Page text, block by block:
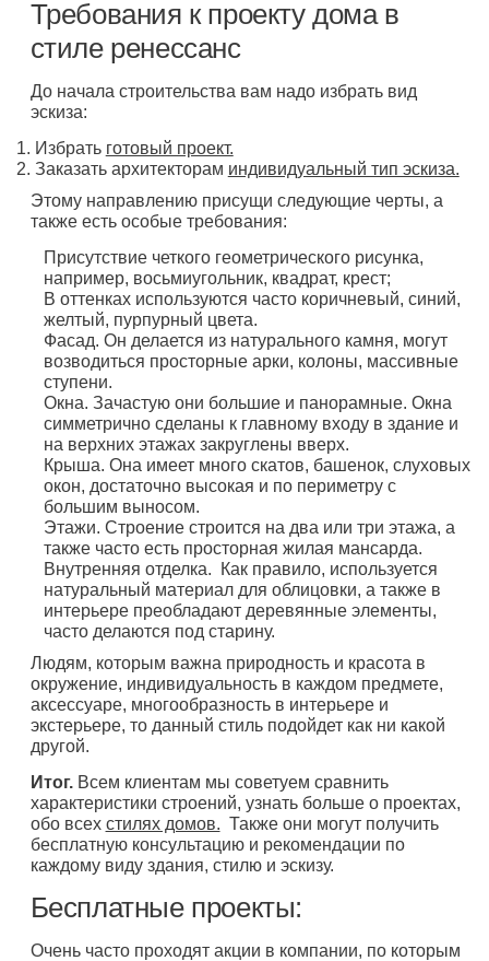
Требования к проекту дома в
стиле ренессанс
До начала строительства вам надо избрать вид
эскиза:
Избрать готовый проект.
Заказать архитекторам индивидуальный тип эскиза.
Этому направлению присущи следующие черты, а
также есть особые требования:
Присутствие четкого геометрического рисунка,
например, восьмиугольник, квадрат, крест;
В оттенках используются часто коричневый, синий,
желтый, пурпурный цвета.
Фасад. Он делается из натурального камня, могут
возводиться просторные арки, колоны, массивные
ступени.
Окна. Зачастую они большие и панорамные. Окна
симметрично сделаны к главному входу в здание и
на верхних этажах закруглены вверх.
Крыша. Она имеет много скатов, башенок, слуховых
окон, достаточно высокая и по периметру с
большим выносом.
Этажи. Строение строится на два или три этажа, а
также часто есть просторная жилая мансарда.
Внутренняя отделка. Как правило, используется
натуральный материал для облицовки, а также в
интерьере преобладают деревянные элементы,
часто делаются под старину.
Людям, которым важна природность и красота в
окружение, индивидуальность в каждом предмете,
аксессуаре, многообразность в интерьере и
экстерьере, то данный стиль подойдет как ни какой
другой.
Итог.Всем клиентам мы советуем сравнить
характеристики строений, узнать больше о проектах,
обо всех стилях домов. Также они могут получить
бесплатную консультацию и рекомендации по
каждому виду здания, стилю и эскизу.
Бесплатные проекты:
Очень часто проходят акции в компании, по которым